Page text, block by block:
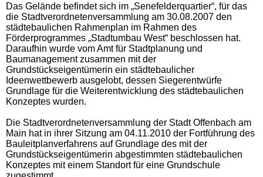
Das Gelände befindet sich im „Senefelderquartier“, für das
die Stadtverordnetenversammlung am 30.08.2007 den
städtebaulichen Rahmenplan im Rahmen des
Förderprogrammes „Stadtumbau West“ beschlossen hat.
Daraufhin wurde vom Amt für Stadtplanung und
Baumanagement zusammen mit der
Grundstückseigentümerin ein städtebaulicher
Ideenwettbewerb ausgelobt, dessen Siegerentwürfe
Grundlage für die Weiterentwicklung des städtebaulichen
Konzeptes wurden.
Die Stadtverordnetenversammlung der Stadt Offenbach am
Main hat in ihrer Sitzung am 04.11.2010 der Fortführung des
Bauleitplanverfahrens auf Grundlage des mit der
Grundstückseigentümerin abgestimmten städtebaulichen
Konzeptes mit einem Standort für eine Grundschule